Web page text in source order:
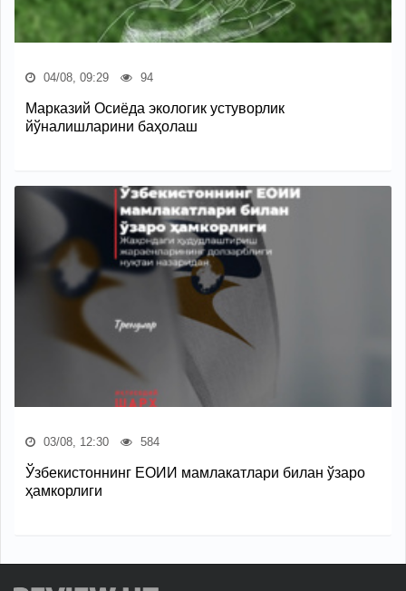
04/08, 09:29 94
Марказий Осиёда экологик устуворлик
йўналишларини баҳолаш
03/08, 12:30 584
Ўзбекистоннинг ЕОИИ мамлакатлари билан ўзаро
ҳамкорлиги